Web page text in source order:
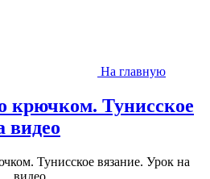
На главную
крючком. Тунисское
видео